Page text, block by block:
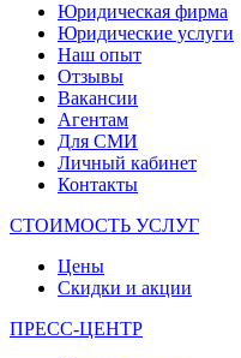
Юридическая фирма
Юридические услуги
Наш опыт
Отзывы
Вакансии
Агентам
Для СМИ
Личный кабинет
Контакты
СТОИМОСТЬ УСЛУГ
Цены
Скидки и акции
ПРЕСС-ЦЕНТР